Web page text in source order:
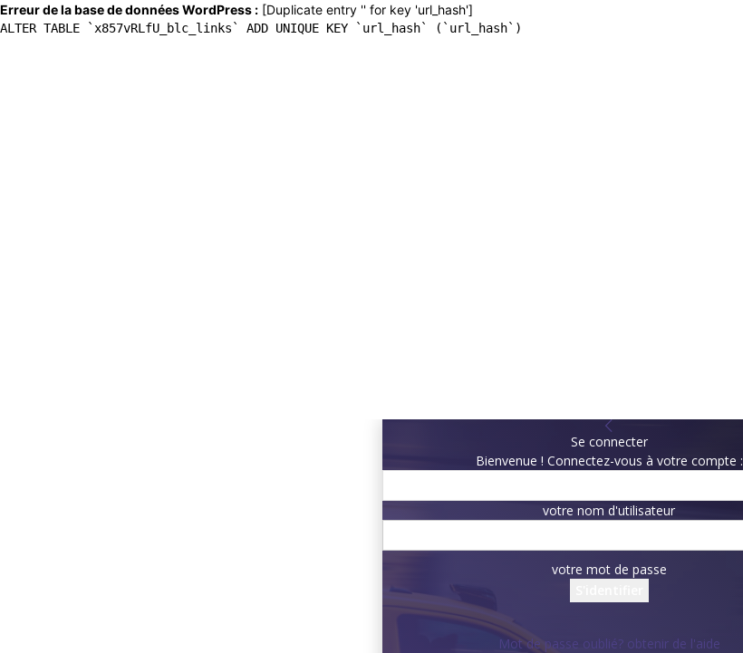
Erreur de la base de données WordPress : [Duplicate entry '' for key 'url_hash']
ALTER TABLE `x857vRLfU_blc_links` ADD UNIQUE KEY `url_hash` (`url_hash`)
Se connecter
Bienvenue ! Connectez-vous à votre compte :
votre nom d'utilisateur
votre mot de passe
Mot de passe oublié? obtenir de l'aide